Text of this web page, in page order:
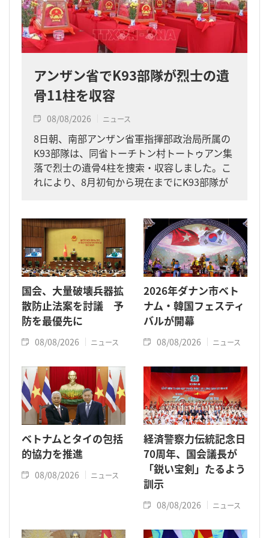
アンザン省でK93部隊が烈士の遺
骨11柱を収容
08/08/2026 ニュース
8日朝、南部アンザン省軍指揮部政治局所属の
K93部隊は、同省トーチトン村トートゥアン集
落で烈士の遺骨4柱を捜索・収容しました。こ
れにより、8月初旬から現在までにK93部隊が
国会、大量破壊兵器拡
散防止法案を討議 予
防を最優先に
08/08/2026 ニュース
2026年ダナン市ベト
ナム・韓国フェスティ
バルが開幕
08/08/2026 ニュース
ベトナムとタイの包括
的協力を推進
08/08/2026 ニュース
経済警察力伝統記念日
70周年、国会議長が
「鋭い宝剣」たるよう
訓示
08/08/2026 ニュース